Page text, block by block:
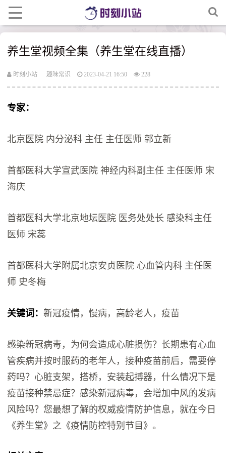
养生堂视频全集（养生堂在线直播）
时刻小站 趣味常识 2023-04-21 16:50 228
专家：
北京医院 内分泌科 主任 主任医师 郭立新
首都医科大学宣武医院 神经内科副主任 主任医师 宋
海庆
首都医科大学北京地坛医院 医务处处长 感染科主任
医师 宋蕊
首都医科大学附属北京安贞医院 心血管内科 主任医
师 史冬梅
关键词：新冠疫情，慢病，高龄老人，疫苗
感染新冠病毒，为何会造成心脏损伤？长期患有心血
管疾病并按时服药的老年人，接种疫苗前后，需要停
药吗？心脏支架，搭桥，安装起搏器，什么情况下是
疫苗接种禁忌症？感染新冠病毒，会增加中风的发病
风险吗？您最想了解的权威疫情防护信息，就在今日
《养生堂》之《疫情防控特别节目》。